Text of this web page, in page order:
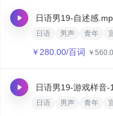
日语男19-自述感
日语 男声 青年
￥ 280.00/百词 ￥
日语男19-游戏样音-
日语 男声 青年